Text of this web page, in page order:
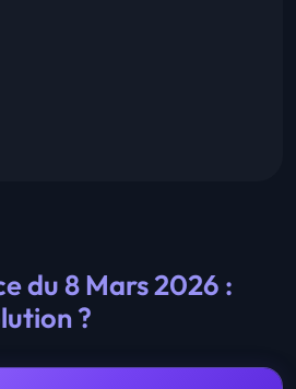
du 8 Mars 2026 :
?